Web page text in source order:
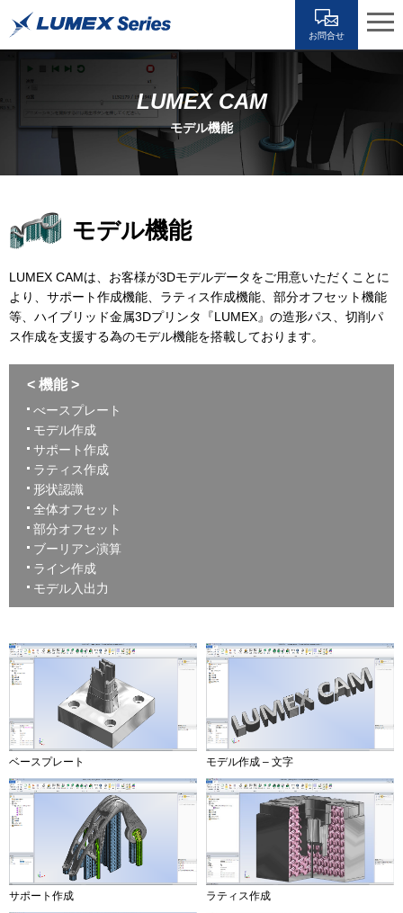
お問合せ
LUMEX CAM
モデル機能
モデル機能
LUMEX CAMは、お客様が3Dモデルデータをご用意いただくことに
より、サポート作成機能、ラティス作成機能、部分オフセット機能
等、ハイブリッド金属3Dプリンタ『LUMEX』の造形パス、切削パ
ス作成を支援する為のモデル機能を搭載しております。
< 機能 >
べースプレート
モデル作成
サポート作成
ラティス作成
形状認識
全体オフセット
部分オフセット
ブーリアン演算
ライン作成
モデル入出力
ベースプレート モデル作成 – 文字
サポート作成 ラティス作成